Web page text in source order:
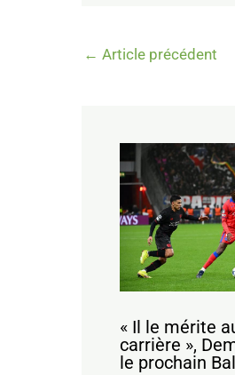
← Article précédent
« Il le mérite
carrière »,
le prochain